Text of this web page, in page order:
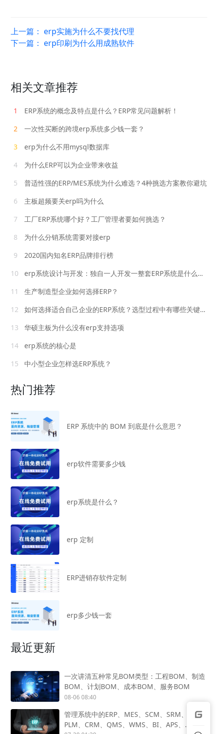
上一篇：erp实施为什么不要找代理
下一篇：erp印刷为什么用成熟软件
相关文章推荐
1
ERP系统的概念及特点是什么？ERP常见问题解析！
2
一次性买断的跨境erp系统多少钱一套？
3
erp为什么不用mysql数据库
4
为什么ERP可以为企业带来收益
5
普适性强的ERP/MES系统为什么难选？4种挑选方案教你避坑
6
主板超频要关erp吗为什么
7
工厂ERP系统哪个好？工厂管理者要如何挑选？
8
为什么分销系统需要对接erp
9
2020国内知名ERP品牌排行榜
10
erp系统设计与开发：独自一人开发一整套ERP系统是什么水平？
11
生产制造型企业如何选择ERP？
12
如何选择适合自己企业的ERP系统？选型过程中有哪些关键因素需要考虑？
13
华硕主板为什么没有erp支持选项
14
erp系统的核心是
15
中小型企业怎样选ERP系统？
热门推荐
ERP 系统中的 BOM 到底是什么意思？
erp软件需要多少钱
erp系统是什么？
erp 定制
ERP进销存软件定制
erp多少钱一套
最近更新
一次讲清五种常见BOM类型：工程BOM、制造
BOM、计划BOM、成本BOM、服务BOM
08-06 08:40
管理系统中的ERP、MES、SCM、SRM、
PLM、CRM、QMS、WMS、BI、APS、